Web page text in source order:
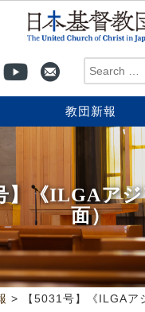
教団新報
】《ILGAア
面）
>